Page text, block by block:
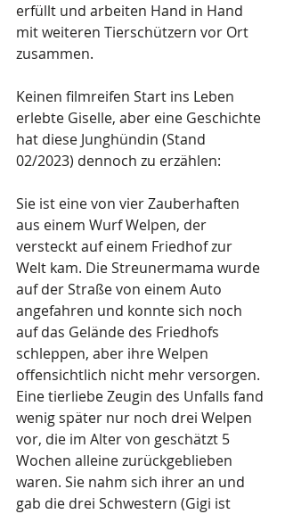
erfüllt und arbeiten Hand in Hand
mit weiteren Tierschützern vor Ort
zusammen.
Keinen filmreifen Start ins Leben
erlebte Giselle, aber eine Geschichte
hat diese Junghündin (Stand
02/2023) dennoch zu erzählen:
Sie ist eine von vier Zauberhaften
aus einem Wurf Welpen, der
versteckt auf einem Friedhof zur
Welt kam. Die Streunermama wurde
auf der Straße von einem Auto
angefahren und konnte sich noch
auf das Gelände des Friedhofs
schleppen, aber ihre Welpen
offensichtlich nicht mehr versorgen.
Eine tierliebe Zeugin des Unfalls fand
wenig später nur noch drei Welpen
vor, die im Alter von geschätzt 5
Wochen alleine zurückgeblieben
waren. Sie nahm sich ihrer an und
gab die drei Schwestern (Gigi ist